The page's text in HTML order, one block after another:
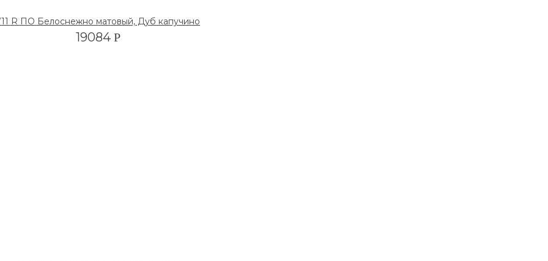
R ПО Белоснежно матовый, Дуб капучино
19084 Р